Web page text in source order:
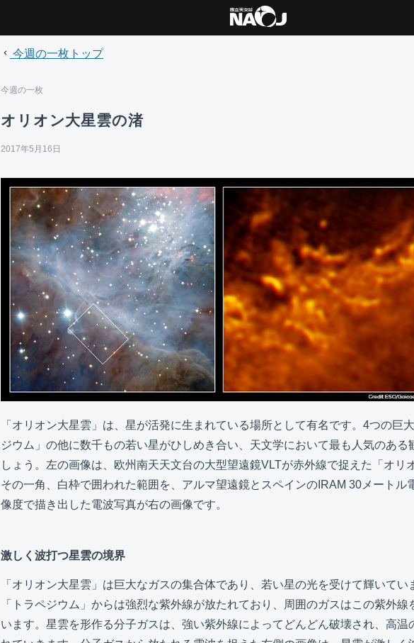
今週の一枚トップ
今週の一枚
オリオン大星雲の渚
2017年5月16日
「オリオン大星雲」は、星が活発に生まれている場所として有名です。4つの巨
ジウム」の他に数千もの若い星がひしめき合い、天文学において最も人気のある
しょう。左の画像は、欧州南天天文台の大型望遠鏡VLTが赤外線で捉えた「オリ
その一角、白枠で囲われた範囲を、アルマ望遠鏡とスペインのIRAM 30メートル
像度で描き出した電波写真が右の画像です。
激しく波打つ星雲の境界
「オリオン大星雲」は巨大なガスの集合体であり、若い星の光を受けて輝いてい
「トラペジウム」からは強烈な紫外線が放たれており、周囲のガスはこの紫外線
います。星雲を形作る分子ガスは、強い紫外線によってどんどん破壊され、高温